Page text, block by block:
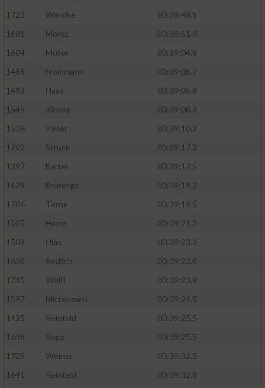
1723
Wandke
00:38:48.5
1601
Moroz
00:38:51.0
1604
Müller
00:39:04.8
1468
Frommann
00:39:05.7
1493
Haas
00:39:05.8
1545
Klocke
00:39:08.3
1536
Keller
00:39:10.3
1702
Struck
00:39:17.3
1397
Bartel
00:39:17.5
1429
Brünings
00:39:19.3
1706
Terne
00:39:19.5
1505
Heinz
00:39:21.3
1509
Ulas
00:39:23.3
1638
Redlich
00:39:23.8
1745
Wölfl
00:39:23.9
1597
Mittenzwei
00:39:24.5
1425
Reinfeld
00:39:25.5
1648
Repp
00:39:25.5
1729
Weiner
00:39:32.5
1641
Reinfeld
00:39:32.8
auf einem Endgerät
Verwendung reduzierter Daten zur Auswahl
Erstellung von Profilen für personalisierte
Verwendung von Profilen zur Auswahl
Erstellung von Profilen zur Personalisierung
Verwendung von Profilen zur Auswahl
Messung der Werbeleistung
Messung der Performance von Inhalten
oder Kombinationen von Daten aus
Entwicklung und Verbesserung der Angebote
von Inhalten